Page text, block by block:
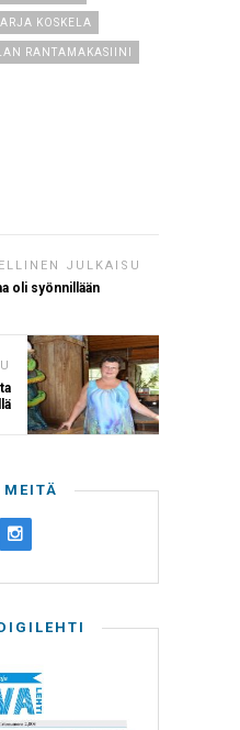
KOSKELA
RANTAMAKASIINI
JULKAISU
oli syönnillään
MEITÄ